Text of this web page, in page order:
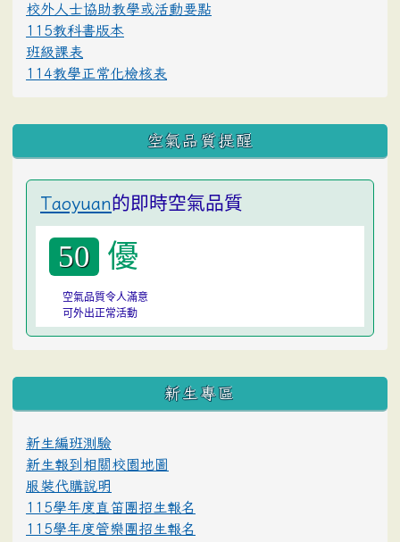
校外人士協助教學或活動要點
115教科書版本
班級課表
114教學正常化檢核表
空氣品質提醒
Taoyuan的即時空氣品質
50 優
空氣品質令人滿意
可外出正常活動
:::
新生專區
新生編班測驗
新生報到相關校園地圖
服裝代購說明
115學年度直笛團招生報名
115學年度管樂團招生報名